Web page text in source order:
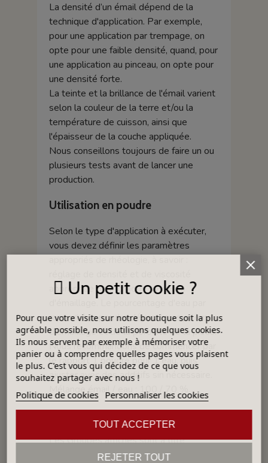
La densité d’un émail dépend de la
technique d'application. Par exemple,
pour une application par trempage, on
opte pour une faible densité, quand, pour
une application au pinceau, on opte pour
une densité forte.
La teinte et la brillance de l'émail varient
selon la couleur de la terre et/ou la
température de cuisson, ainsi que
l'épaisseur de la couche appliquée.
Nous conseillons toujours de faire un ou
plusieurs tests avant de lancer une
production.
Utilisation en poudre
Selon le type d'application à exécuter,
vous devez définir les paramètres
appropriée pour chaque système
rapport à la poudre dépend su système
d'émaillage et de la porosité de la pièce.
Nous recommandons de commencer par
le rapport 1 poudre pour 1 eau, puis
ajuster avec des additifs sin nécessaire.
Mélange émail / eau : 100 / 70 %.
Les Groupes affichés sont à titre
indicatifs. Ils ne peuvent ni garantir, ni
Un petit cookie ?
Pour que votre visite sur notre boutique soit la plus
agréable possible, nous utilisons quelques cookies.
Ils nous servent par exemple à mémoriser votre
panier ou à comprendre quelles pages vous plaisent
le plus. C'est vous qui décidez de ce que vous
souhaitez partager avec nous !
Politique de cookies Personnaliser les cookies
REJETER TOUT
TOUT ACCEPTER